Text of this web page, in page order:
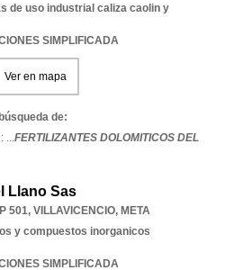
de uso industrial caliza caolin y
SIMPLIFICADA
Ver en mapa
de:
...FERTILIZANTES DOLOMITICOS DEL
Llano Sas
501, VILLAVICENCIO, META
y compuestos inorganicos
SIMPLIFICADA